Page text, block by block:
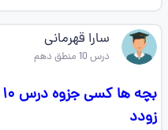
سارا قهرمانی
درس 10 منطق دهم
زودد